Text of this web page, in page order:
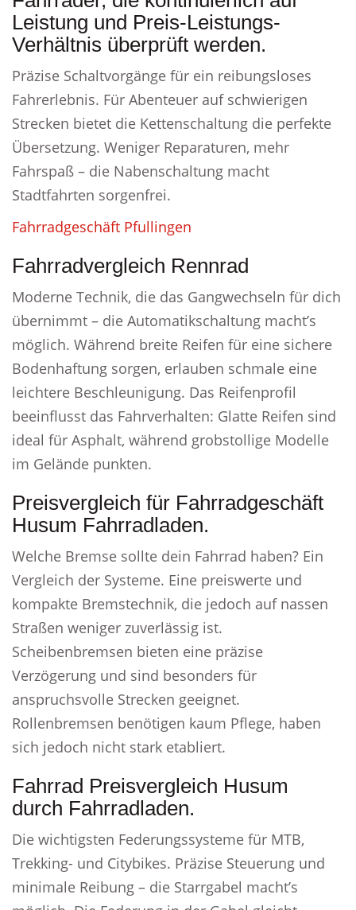
Leistung und Preis-Leistungs-
Verhältnis überprüft werden.
Präzise Schaltvorgänge für ein reibungsloses
Fahrerlebnis. Für Abenteuer auf schwierigen
Strecken bietet die Kettenschaltung die perfekte
Übersetzung. Weniger Reparaturen, mehr
Fahrspaß – die Nabenschaltung macht
Stadtfahrten sorgenfrei.
Fahrradgeschäft Pfullingen
Fahrradvergleich Rennrad
Moderne Technik, die das Gangwechseln für dich
übernimmt – die Automatikschaltung macht’s
möglich. Während breite Reifen für eine sichere
Bodenhaftung sorgen, erlauben schmale eine
leichtere Beschleunigung. Das Reifenprofil
beeinflusst das Fahrverhalten: Glatte Reifen sind
ideal für Asphalt, während grobstollige Modelle
im Gelände punkten.
Preisvergleich für Fahrradgeschäft
Husum Fahrradladen.
Welche Bremse sollte dein Fahrrad haben? Ein
Vergleich der Systeme. Eine preiswerte und
kompakte Bremstechnik, die jedoch auf nassen
Straßen weniger zuverlässig ist.
Scheibenbremsen bieten eine präzise
Verzögerung und sind besonders für
anspruchsvolle Strecken geeignet.
Rollenbremsen benötigen kaum Pflege, haben
sich jedoch nicht stark etabliert.
Fahrrad Preisvergleich Husum
durch Fahrradladen.
Die wichtigsten Federungssysteme für MTB,
Trekking- und Citybikes. Präzise Steuerung und
minimale Reibung – die Starrgabel macht’s